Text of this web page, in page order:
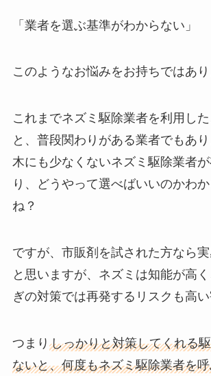
「業者を選ぶ基準がわからない」
このようなお悩みをお持ちではあり
これまでネズミ駆除業者を利用し
と、普段関わりがある業者でもあ
木にも少なくないネズミ駆除業者
り、どうやって選べばいいのかわ
ね？
ですが、市販剤を試された方なら
と思いますが、ネズミは知能が高
ぎの対策では再発するリスクも高い
つまり しっかりと対策してくれる
ないと、何度もネズミ駆除業者を